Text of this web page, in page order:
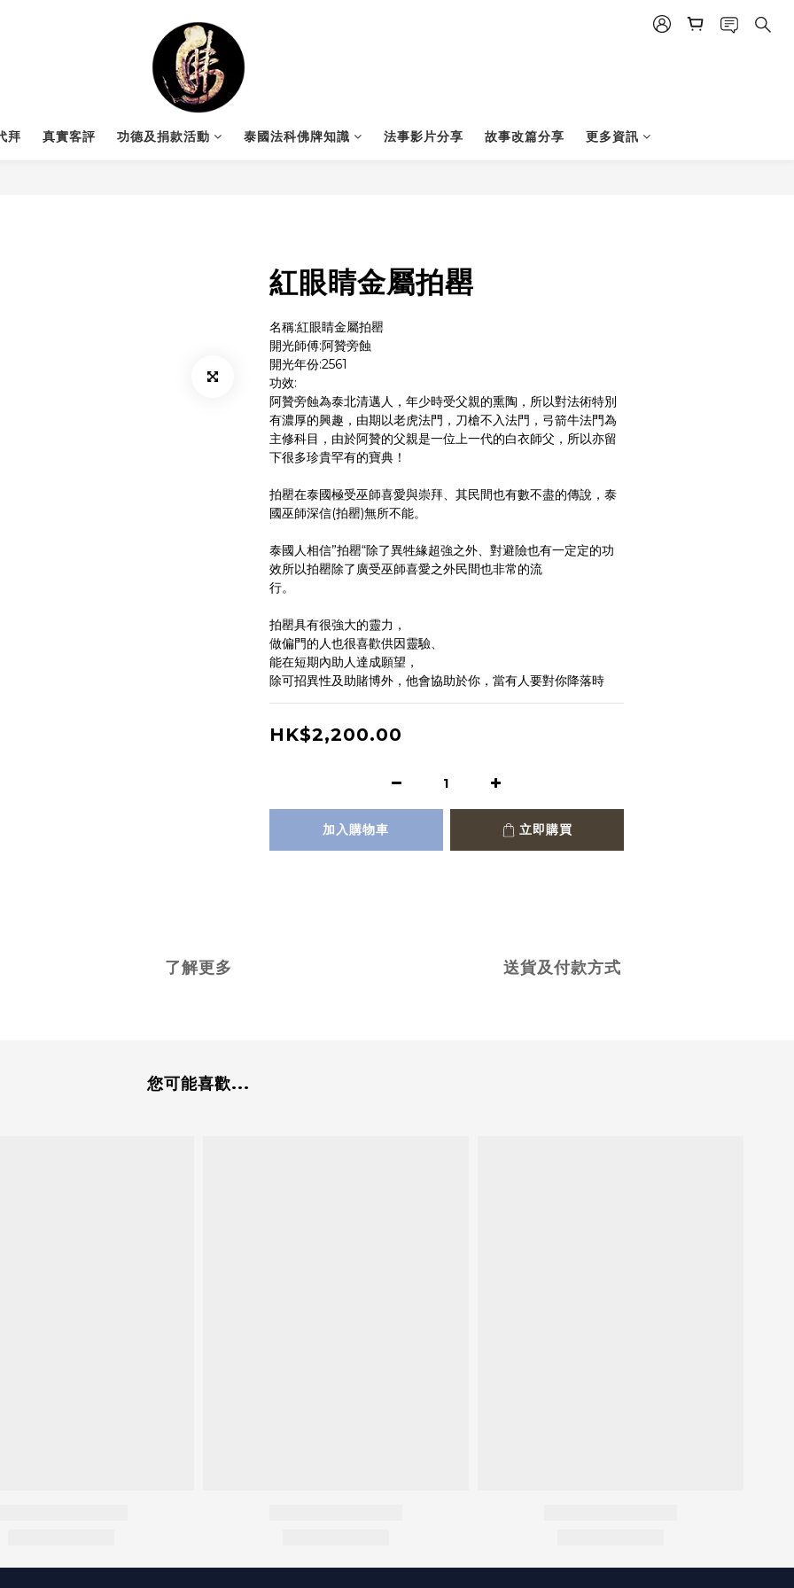
拜 真實客評 功德及捐款活動 泰國法科佛牌知識 法事影片分享 故事改篇分享 更多資訊
紅眼睛金屬拍罌
名稱:紅眼睛金屬拍罌
開光師傅:阿贊旁蝕
開光年份:2561
功效:
阿贊旁蝕為泰北清邁人，年少時受父親的熏陶，所以對法術特別
有濃厚的興趣，由期以老虎法門，刀槍不入法門，弓箭牛法門為
主修科目，由於阿贊的父親是一位上一代的白衣師父，所以亦留
下很多珍貴罕有的寶典！
拍罌在泰國極受巫師喜愛與崇拜、其民間也有數不盡的傳說，泰
國巫師深信(拍罌)無所不能。
泰國人相信”拍罌“除了異牲緣超強之外、對避險也有一定定的功
效所以拍罌除了廣受巫師喜愛之外民間也非常的流
行。
拍罌具有很強大的靈力，
做偏門的人也很喜歡供因靈驗、
能在短期內助人達成願望，
除可招異性及助賭博外，他會協助於你，當有人要對你降落時
HK$2,200.00
加入購物車 立即購買
了解更多 送貨及付款方式
您可能喜歡...